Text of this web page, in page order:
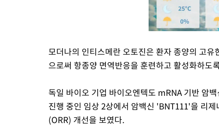
모더나의 인티스메란 오토진은 환자 종양의 고
으로써 항종양 면역반응을 훈련하고 활성화하도
독일 바이오 기업 바이오엔텍도 mRNA 기반 암
진행 중인 임상 2상에서 암백신 'BNT111'을 리
(ORR) 개선을 보였다.